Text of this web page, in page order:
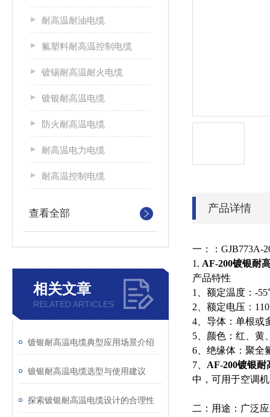
耐高温耐油电缆
氟塑料耐高温控制电缆
镀锡耐高温耐火电缆
镀银耐高温电缆
防火耐高温电缆
耐高温电力电缆
耐高温控制电缆
查看全部
相关文章
RELATED ARTICLES
镀银耐高温电缆典型应用场景介绍
镀银耐高温电缆选型与使用建议
探索镀银耐高温电缆设计的合理性
产品详情
一：：GJB773A-
1. AF-200镀银耐
产品特性
1、额定温度：-
2、额定电压：
4、导体：单根或
5、颜色：红、黄
6、绝缘体：聚全
7
AF-200镀银耐
中，可用于空调
二：用途：广泛